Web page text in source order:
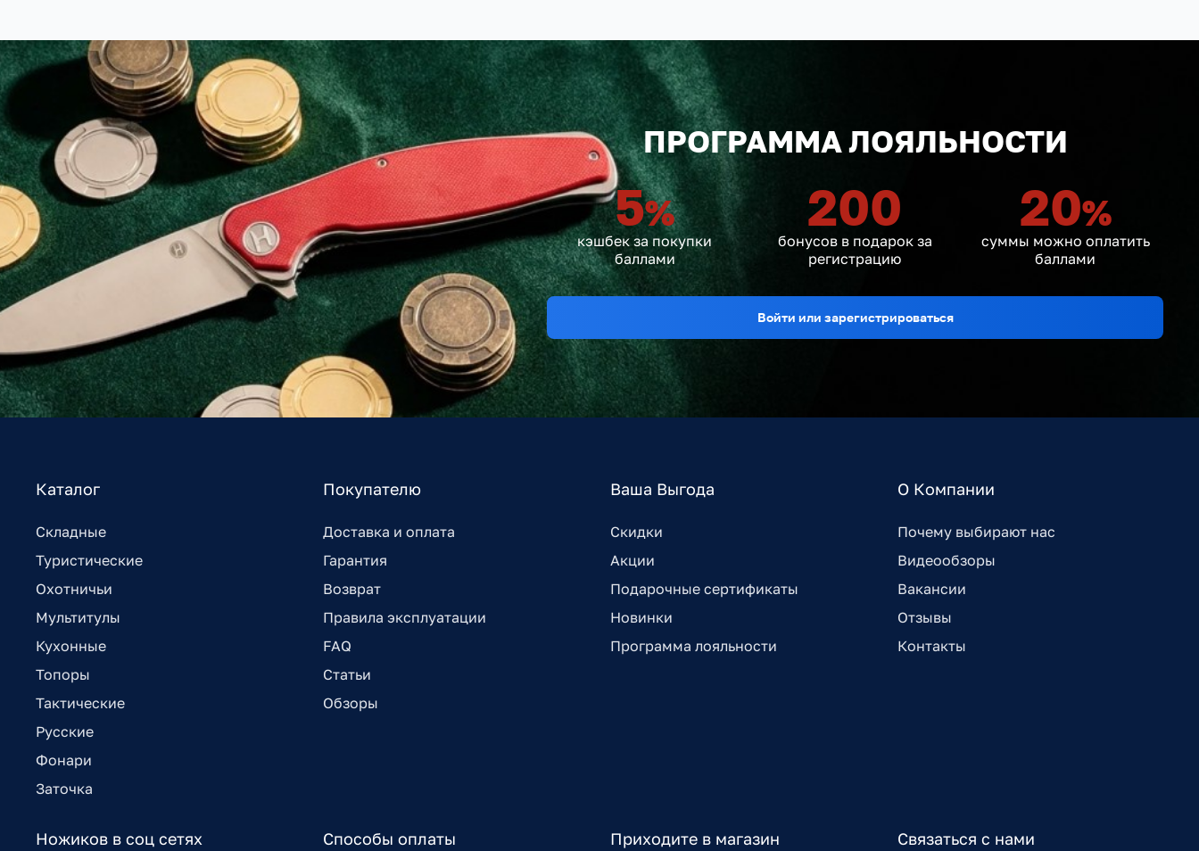
ПРОГРАММА ЛОЯЛЬНОСТИ
5%
кэшбек за покупки
баллами
200
бонусов в подарок за
регистрацию
20%
суммы можно оплатить
баллами
Войти или зарегистрироваться
Каталог
Складные
Туристические
Охотничьи
Мультитулы
Кухонные
Топоры
Тактические
Русские
Фонари
Заточка
Покупателю
Доставка и оплата
Гарантия
Возврат
Правила эксплуатации
FAQ
Статьи
Обзоры
Ваша Выгода
Скидки
Акции
Подарочные сертификаты
Новинки
Программа лояльности
О Компании
Почему выбирают нас
Видеообзоры
Вакансии
Отзывы
Контакты
Ножиков в соц сетях Способы оплаты Приходите в магазин Связаться с нами